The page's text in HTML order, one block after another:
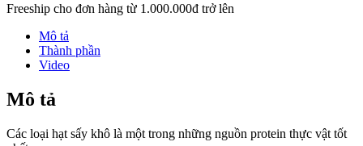
Freeship cho đơn hàng từ 1.000.000đ trở lên
Mô tả
Thành phần
Video
Mô tả
Các loại hạt sấy khô là một trong những nguồn protein thực vật tốt